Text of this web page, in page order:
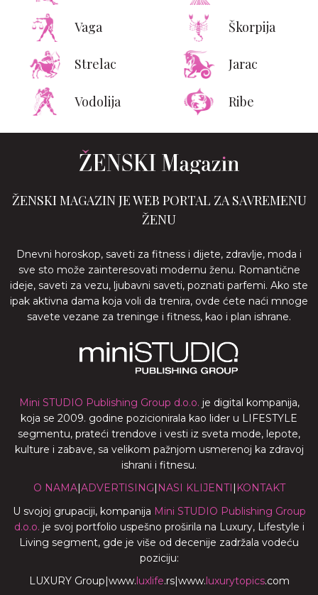
Vaga Škorpija
Strelac Jarac
Vodolija Ribe
ŽENSKI MAGAZIN JE WEB PORTAL ZA SAVREMENU
ŽENU
Dnevni horoskop, saveti za fitness i dijete, zdravlje, moda i
sve sto može zainteresovati modernu ženu. Romantične
ideje, saveti za vezu, ljubavni saveti, poznati parfemi. Ako ste
ipak aktivna dama koja voli da trenira, ovde ćete naći mnoge
savete vezane za treninge i fitness, kao i plan ishrane.
Mini STUDIO Publishing Group d.o.o. je digital kompanija,
koja se 2009. godine pozicionirala kao lider u LIFESTYLE
segmentu, prateći trendove i vesti iz sveta mode, lepote,
kulture i zabave, sa velikom pažnjom usmerenoj ka zdravoj
ishrani i fitnesu.
O NAMA|ADVERTISING| NASI KLIJENTI | KONTAKT
U svojoj grupaciji, kompanija Mini STUDIO Publishing Group
d.o.o. je svoj portfolio uspešno proširila na Luxury, Lifestyle i
Living segment, gde je više od decenije zadržala vodeću
poziciju:
LUXURY Group|www.luxlife.rs|www.luxurytopics.com